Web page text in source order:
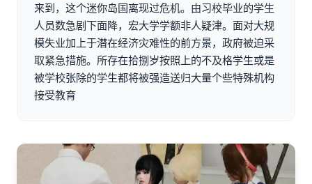
来到，这个迷你岛国离现过危机。由习校毕业的学生
人员数急剧下面降，宏大学学额非人疑津。面对大规
模失业加上于潜在经济灾难性的前方景，政府被迫采
取紧急措施。所存在拾捌岁按照上的不及格学生或是
被学校张除的学生都将被强造送归大量个些特殊机构
接受教育